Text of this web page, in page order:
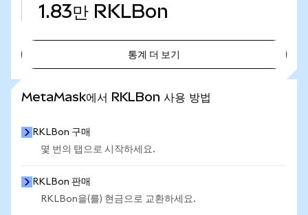
1.83만 RKLBon
통계 더 보기
MetaMask에서 RKLBon 사용 방법
RKLBon 구매
몇 번의 탭으로 시작하세요.
RKLBon 판매
RKLBon을(를) 현금으로 교환하세요.